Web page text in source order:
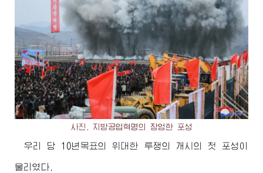
사진. 지방공업혁명의 장엄한 포성
우리 당 10년목표의위대한 투쟁의 개시의 첫 포성이
울리였다.